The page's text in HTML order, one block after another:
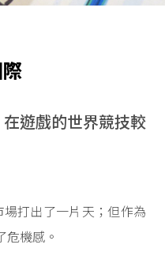
遊戲的世界競技較
打出了一片天；但作為
機感。